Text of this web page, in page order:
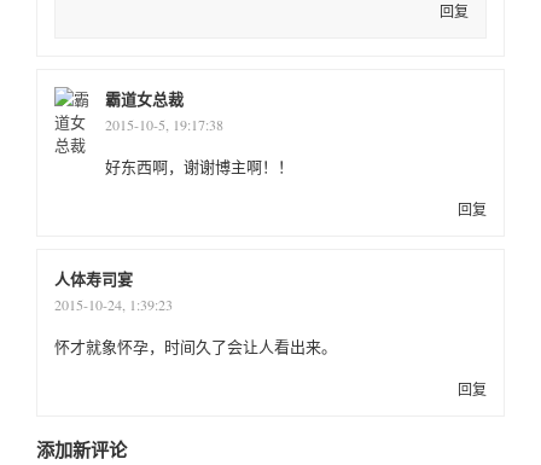
回复
霸道女总裁
2015-10-5, 19:17:38
好东西啊，谢谢博主啊！！
回复
人体寿司宴
2015-10-24, 1:39:23
怀才就象怀孕，时间久了会让人看出来。
回复
添加新评论